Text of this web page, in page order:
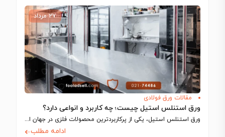
۲۷ مرداد
مقالات ورق فولادی
ورق استنلس استیل چیست؛ چه کاربرد و انواعی دارد؟
ورق استنلس استیل، یکی از پرکاربردترین محصولات فلزی در جهان است که به دلیل…
ادامه مطلب